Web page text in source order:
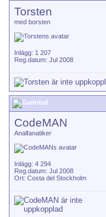
Torsten
med borsten
Inlägg: 1 207
Reg.datum: Jul 2008
CodeMAN
Analfanatiker
Inlägg: 4 294
Reg.datum: Jul 2008
Ort: Costa del Stockholm